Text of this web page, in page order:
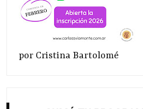
por Cristina Bartolomé